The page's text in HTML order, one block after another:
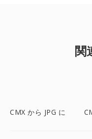
関
CMX から JPG に